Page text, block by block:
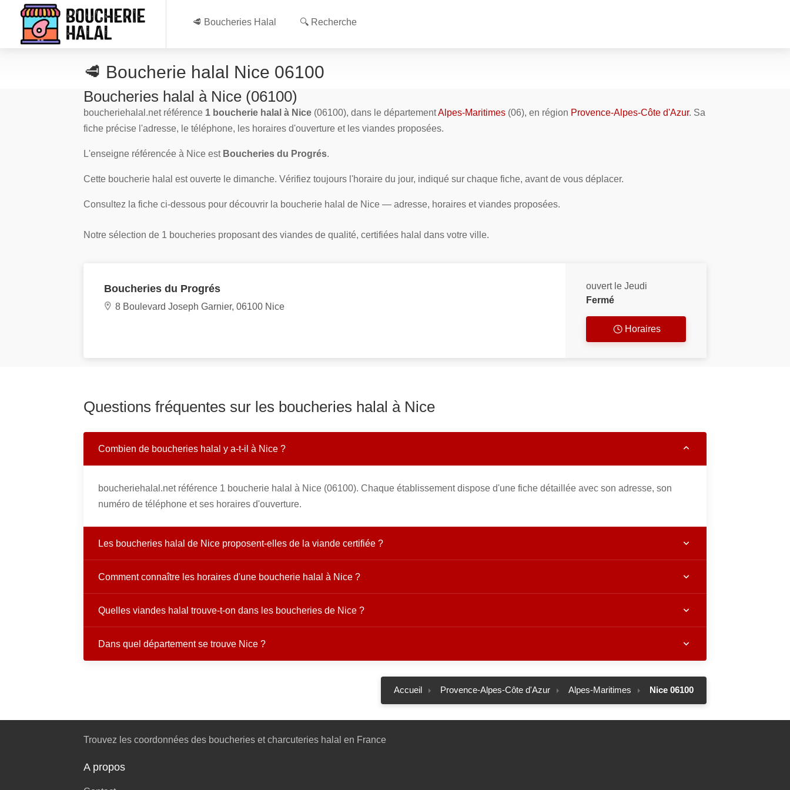
🥩 Boucheries Halal 🔍 Recherche
🥩 Boucherie halal Nice 06100
Boucheries halal à Nice (06100)
boucheriehalal.net référence 1 boucherie halal à Nice (06100), dans le départementAlpes-Maritimes (06), en région Provence-Alpes-Côte d'Azur. Sa
fiche précise l'adresse, le téléphone, les horaires d'ouverture et les viandes proposées.
L'enseigne référencée à Nice est Boucheries du Progrés.
Cette boucherie halal est ouverte le dimanche. Vérifiez toujours l'horaire du jour, indiqué sur chaque fiche, avant de vous déplacer.
Consultez la fiche ci-dessous pour découvrir la boucherie halal de Nice — adresse, horaires et viandes proposées.
Notre sélection de 1 boucheries proposant des viandes de qualité, certifiées halal dans votre ville.
Boucheries du Progrés
8 Boulevard Joseph Garnier, 06100 Nice
ouvert le Jeudi
Fermé
Horaires
Questions fréquentes sur les boucheries halal à Nice
Combien de boucheries halal y a-t-il à Nice ?
boucheriehalal.net référence 1 boucherie halal à Nice (06100). Chaque établissement dispose d'une fiche détaillée avec son adresse, son
numéro de téléphone et ses horaires d'ouverture.
Les boucheries halal de Nice proposent-elles de la viande certifiée ?
Comment connaître les horaires d'une boucherie halal à Nice ?
Quelles viandes halal trouve-t-on dans les boucheries de Nice ?
Dans quel département se trouve Nice ?
Accueil Provence-Alpes-Côte d'Azur Alpes-Maritimes Nice 06100
Trouvez les coordonnées des boucheries et charcuteries halal en France
A propos